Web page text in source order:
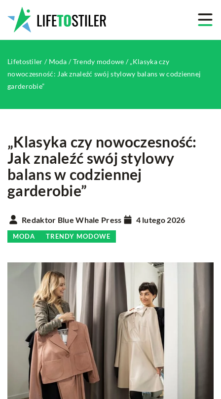
Lifetostiler / Moda /Trendy modowe /„Klasyka czy
nowoczesność: Jak znaleźć swój stylowy balans w codziennej
garderobie”
„Klasyka czy nowoczesność:
Jak znaleźć swój stylowy
balans w codziennej
garderobie”
Redaktor Blue Whale Press 4 lutego 2026
MODA TRENDY MODOWE